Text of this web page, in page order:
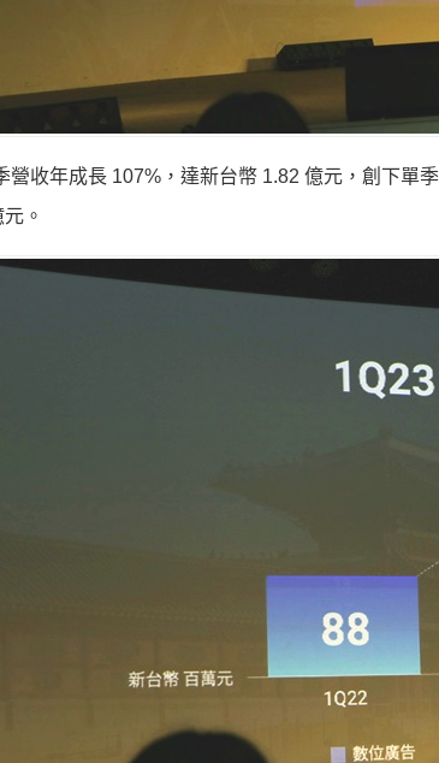
營收年成長 107%，達新台幣 1.82 億元，創下單
。